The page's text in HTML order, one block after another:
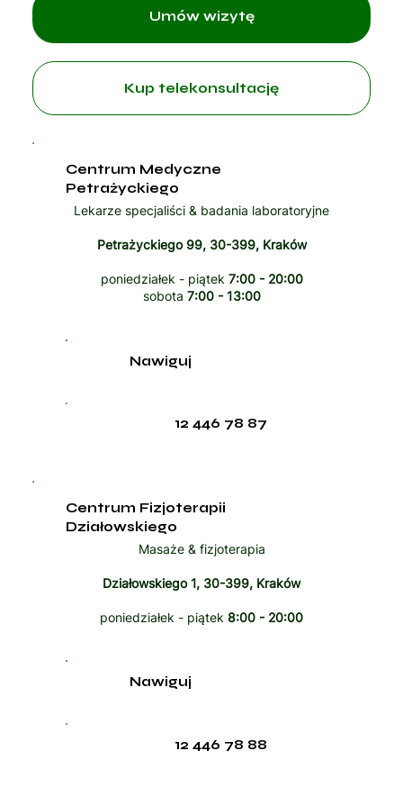
Kup telekonsultację
Centrum Medyczne
Petrażyckiego
Lekarze specjaliści & badania laboratoryjne
Petrażyckiego 99, 30-399, Kraków
poniedziałek - piątek 7:00 - 20:00
sobota 7:00 - 13:00
12 446 78 87
Nawiguj
Centrum Fizjoterapii
Działowskiego
Masaże & fizjoterapia
Działowskiego 1, 30-399, Kraków
poniedziałek - piątek 8:00 - 20:00
12 446 78 88
Nawiguj
Umów wizytę